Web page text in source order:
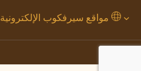
مواقع سيرفكوب الإلكترونية